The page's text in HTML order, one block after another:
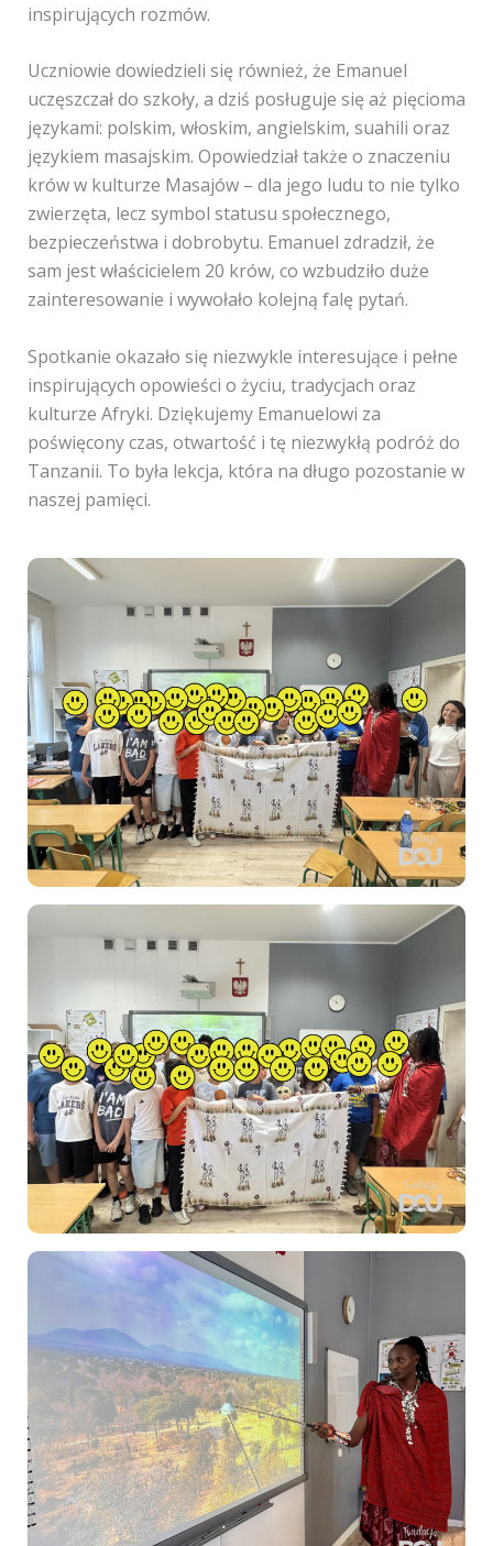
inspirujących rozmów.
Uczniowie dowiedzieli się również, że Emanuel
uczęszczał do szkoły, a dziś posługuje się aż pięcioma
językami: polskim, włoskim, angielskim, suahili oraz
językiem masajskim. Opowiedział także o znaczeniu
krów w kulturze Masajów – dla jego ludu to nie tylko
zwierzęta, lecz symbol statusu społecznego,
bezpieczeństwa i dobrobytu. Emanuel zdradził, że
sam jest właścicielem 20 krów, co wzbudziło duże
zainteresowanie i wywołało kolejną falę pytań.
Spotkanie okazało się niezwykle interesujące i pełne
inspirujących opowieści o życiu, tradycjach oraz
kulturze Afryki. Dziękujemy Emanuelowi za
poświęcony czas, otwartość i tę niezwykłą podróż do
Tanzanii. To była lekcja, która na długo pozostanie w
naszej pamięci.